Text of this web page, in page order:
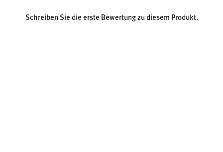
Schreiben Sie die erste Bewertung zu diesem Produkt.